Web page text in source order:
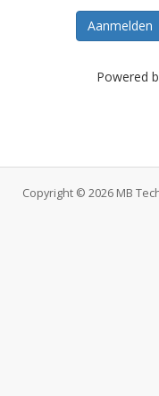
Powered
Copyright © 2026 MB